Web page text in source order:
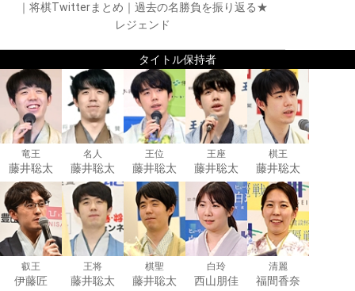
｜ 将棋Twitterまとめ ｜ 過去の名勝負を振り返る★
レジェンド
タイトル保持者
竜王
藤井聡太
名人
藤井聡太
王位
藤井聡太
王座
藤井聡太
棋王
藤井聡太
叡王
伊藤匠
王将
藤井聡太
棋聖
藤井聡太
白玲
西山朋佳
清麗
福間香奈